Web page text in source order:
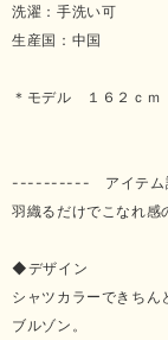
洗濯：手洗い可
生産国：中国
＊モデル １６２ｃｍ
---------- アイテ
羽織るだけでこなれ感
◆デザイン
シャツカラーできちん
ブルゾン。